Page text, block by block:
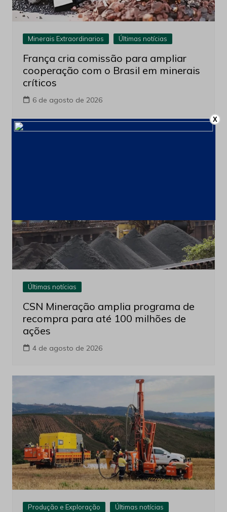
Minerais Extraordinarios Últimas notícias
França cria comissão para ampliar
cooperação com o Brasil em minerais
críticos
6 de agosto de 2026
Últimas notícias
CSN Mineração amplia programa de
recompra para até 100 milhões de
ações
4 de agosto de 2026
Produção e Exploração Últimas notícias
X